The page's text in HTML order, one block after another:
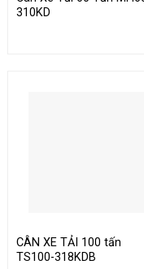
310KD
CÂN XE TẢI 100 tấn
TS100-318KDB